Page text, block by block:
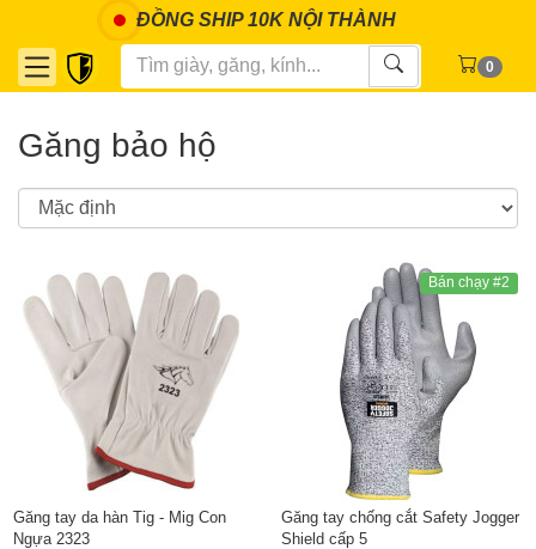
ĐỒNG SHIP 10K NỘI THÀNH
0
Găng bảo hộ
Găng tay da hàn Tig - Mig Con
Ngựa 2323
Bán chạy #2
Găng tay chống cắt Safety Jogger
Shield cấp 5